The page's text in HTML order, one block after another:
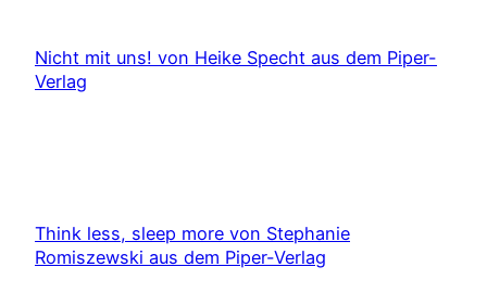
Nicht mit uns! von Heike Specht aus dem Piper-
Verlag
Think less, sleep more von Stephanie
Romiszewski aus dem Piper-Verlag